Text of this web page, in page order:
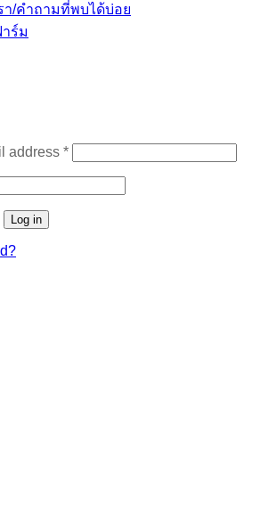
า/คำถามที่พบได้บ่อย
ร์ม
address *
Log in